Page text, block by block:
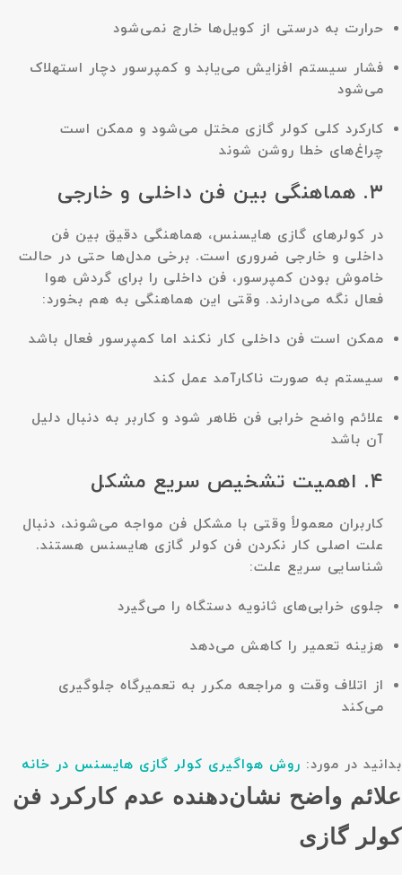
حرارت به درستی از کویل‌ها خارج نمی‌شود
فشار سیستم افزایش می‌یابد و کمپرسور دچار استهلاک
می‌شود
کارکرد کلی کولر گازی مختل می‌شود و ممکن است
چراغ‌های خطا روشن شوند
۳. هماهنگی بین فن داخلی و خارجی
در کولرهای گازی هایسنس، هماهنگی دقیق بین فن
داخلی و خارجی ضروری است. برخی مدل‌ها حتی در حالت
خاموش بودن کمپرسور، فن داخلی را برای گردش هوا
فعال نگه می‌دارند. وقتی این هماهنگی به هم بخورد:
ممکن است فن داخلی کار نکند اما کمپرسور فعال باشد
سیستم به صورت ناکارآمد عمل کند
علائم واضح خرابی فن ظاهر شود و کاربر به دنبال دلیل
آن باشد
۴. اهمیت تشخیص سریع مشکل
کاربران معمولاً وقتی با مشکل فن مواجه می‌شوند، دنبال
علت اصلی کار نکردن فن کولر گازی هایسنس هستند.
شناسایی سریع علت:
جلوی خرابی‌های ثانویه دستگاه را می‌گیرد
هزینه تعمیر را کاهش می‌دهد
از اتلاف وقت و مراجعه مکرر به تعمیرگاه جلوگیری
می‌کند
بدانید در مورد: روش هواگیری کولر گازی هایسنس در خانه
علائم واضح نشان‌دهنده عدم کارکرد فن
کولر گازی